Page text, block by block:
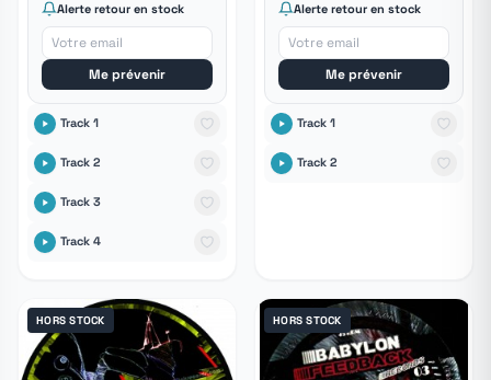
Alerte retour en stock
Me prévenir
Track 1
Track 2
Track 3
Track 4
Alerte retour en stock
Me prévenir
Track 1
Track 2
HORS STOCK HORS STOCK